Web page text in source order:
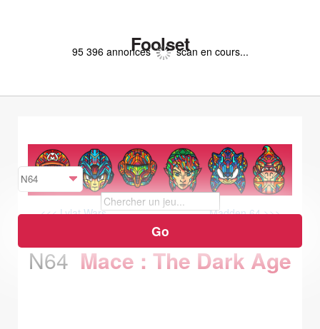
Foolset
95 396 annonces scan en cours...
<<< Lylat Wars Madden 64 >>>
N64 Mace : The Dark Age